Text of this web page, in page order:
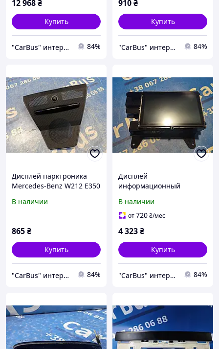
12 968₴
Купить
"CarBus" интернет-магазин запчастей 84%
910₴
Купить
"CarBus" интернет-магазин запчастей 84%
Дисплей парктроника
Mercedes-Benz W212 E350
В наличии
865₴
Купить
"CarBus" интернет-магазин запчастей 84%
Дисплей
информационный
(2015 - 2022), 280342118R
В наличии
от720₴/мес
4 323₴
Купить
"CarBus" интернет-магазин запчастей 84%